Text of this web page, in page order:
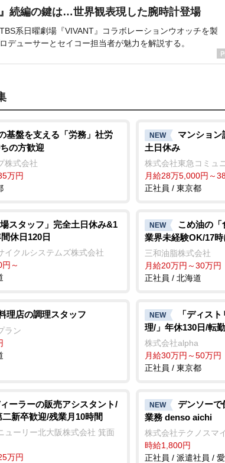
』続編の鍵は…世界観表現した腕時計登場
系日曜劇場『VIVANT』コラボレーションウオッチを製
デューサーとセイコー担当者が魅力を解説する。
基盤を支える「労務」社労
の方歓迎
株式会社
万円
NEW
マンション
土日休み
株式会社東急コミュ
月給28万5,000円～
正社員 / 東京都
場スタッフ」完全土日休み&1
休日120日
イクルシステムズ株式会社
～
NEW
こめ油の「
業界未経験OK/17
三和油脂株式会社
月給20万円～30万円
正社員 / 北海道
理店の調理スタッフ
ラン
NEW
「ディス
理/」年休130日/転
株式会社alpha
月給30万円～50万円
正社員 / 東京都
ーラーの販売アシスタント/
二新卒歓迎/残業月10時間
ューリー北大阪株式会社 箕面
万円
NEW
デンソーで
業務 denso aichi
株式会社テクノスマ
時給1,800円
正社員 / 派遣社員 /